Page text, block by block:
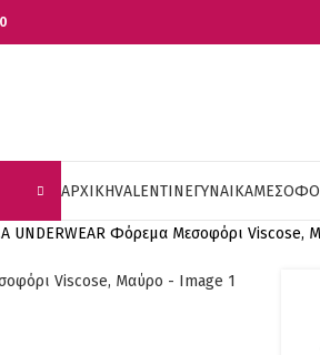
ΑΡΧΙΚΗVALENTINEΓΥΝΑΙΚΑ
UNDERWEAR Φόρεμα Μεσοφόρι Viscose,